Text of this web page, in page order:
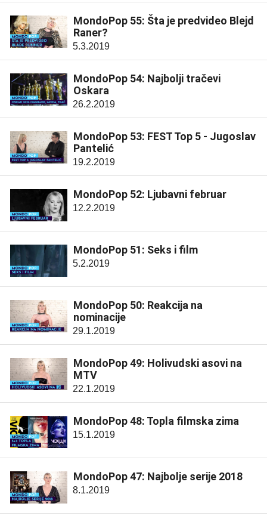
MondoPop 55: Šta je predvideo Blejd
Raner?
5.3.2019
MondoPop 54: Najbolji tračevi
Oskara
26.2.2019
MondoPop 53: FEST Top 5 - Jugoslav
Pantelić
19.2.2019
MondoPop 52: Ljubavni februar
12.2.2019
MondoPop 51: Seks i film
5.2.2019
MondoPop 50: Reakcija na
nominacije
29.1.2019
MondoPop 49: Holivudski asovi na
MTV
22.1.2019
MondoPop 48: Topla filmska zima
15.1.2019
MondoPop 47: Najbolje serije 2018
8.1.2019